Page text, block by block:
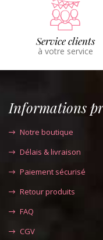
Service clients
à votre service
Informations
Notre boutique
Délais & livraison
Paiement sécurisé
Retour produits
FAQ
CGV